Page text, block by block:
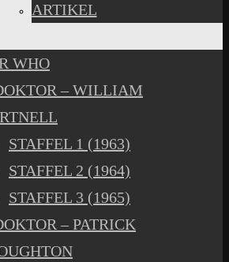
ARTIKEL
WHO
– WILLIAM
STAFFEL 1 (1963)
STAFFEL 2 (1964)
STAFFEL 3 (1965)
– PATRICK